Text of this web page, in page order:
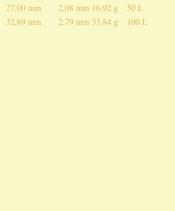
27,00 mm 2,08 mm 16,92 g
50 Ł
32,69 mm 2,79 mm 33,84 g 100 Ł